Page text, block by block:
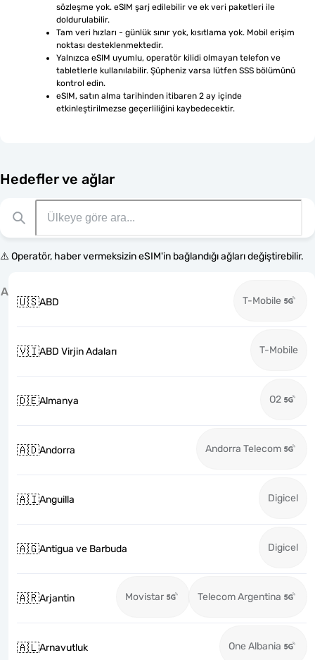
sözleşme yok. eSIM şarj edilebilir ve ek veri paketleri ile
doldurulabilir.
Tam veri hızları - günlük sınır yok, kısıtlama yok. Mobil erişim
noktası desteklenmektedir.
Yalnızca eSIM uyumlu, operatör kilidi olmayan telefon ve
tabletlerle kullanılabilir. Şüpheniz varsa lütfen SSS bölümünü
kontrol edin.
eSIM, satın alma tarihinden itibaren 2 ay içinde
etkinleştirilmezse geçerliliğini kaybedecektir.
Hedefler ve ağlar
⚠️ Operatör, haber vermeksizin eSIM'in bağlandığı ağları değiştirebilir.
A
🇺🇸ABD T-Mobile
🇻🇮ABD Virjin Adaları T-Mobile
🇩🇪Almanya O2
🇦🇩Andorra Andorra Telecom
🇦🇮Anguilla Digicel
🇦🇬Antigua ve Barbuda Digicel
🇦🇷Arjantin Movistar Telecom Argentina
🇦🇱Arnavutluk One Albania